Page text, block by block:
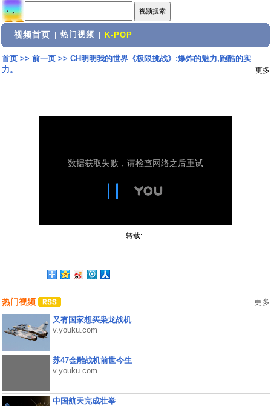
视频首页 热门视频 K-POP
首页>> 前一页>> CH明明我的世界《极限挑战》:爆炸的魅力,跑酷的实
力。
更多
转载:
热门视频 更多
又有国家想买枭龙战机
v.youku.com
苏47金雕战机前世今生
v.youku.com
中国航天完成壮举